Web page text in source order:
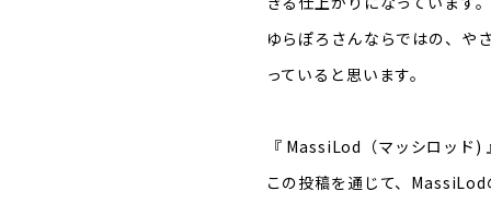
ゆらぽろさんならではの、や
っていると思います。
『 MassiLod（マッシロッド
この投稿を通じて、MassiLod